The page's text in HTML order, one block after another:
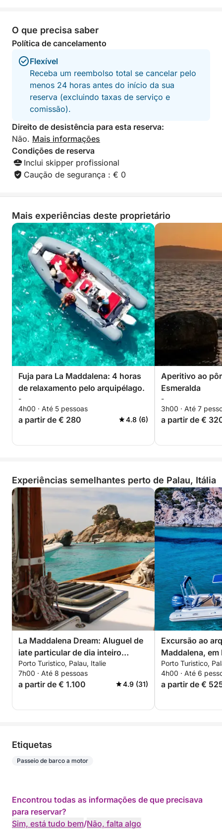
O que precisa saber
Política de cancelamento
Flexível
Receba um reembolso total se cancelar pelo
menos 24 horas antes do início da sua
reserva (excluindo taxas de serviço e
comissão).
Direito de desistência para esta reserva:
Não. Mais informações
Condições de reserva
Inclui skipper profissional
Caução de segurança : € 0
Mais experiências deste proprietário
Fuja para La Maddalena: 4 horas
de relaxamento pelo arquipélago.
-
4h00 · Até 5 pessoas
a partir de € 280 4.8 (6)
Aperitivo ao
Esmeralda
-
3h00 · Até 7
a partir de €
Experiências semelhantes perto de Palau, Itália
La Maddalena Dream: Aluguel de
iate particular de dia inteiro
saindo de Palau
Porto Turistico, Palau, Italie
7h00 · Até 8 pessoas
a partir de € 1.100 4.9 (31)
Excursão ao
Maddalena,
65, com piloto
Porto Turistico,
4h00 · Até 6
a partir de €
Etiquetas
Passeio de barco a motor
Encontrou todas as informações de que precisava
para reservar?
Sim, está tudo bem/Não, falta algo